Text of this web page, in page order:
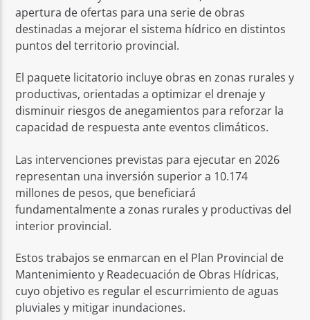
apertura de ofertas para una serie de obras
destinadas a mejorar el sistema hídrico en distintos
puntos del territorio provincial.
El paquete licitatorio incluye obras en zonas rurales y
productivas, orientadas a optimizar el drenaje y
disminuir riesgos de anegamientos para reforzar la
capacidad de respuesta ante eventos climáticos.
Las intervenciones previstas para ejecutar en 2026
representan una inversión superior a 10.174
millones de pesos, que beneficiará
fundamentalmente a zonas rurales y productivas del
interior provincial.
Estos trabajos se enmarcan en el Plan Provincial de
Mantenimiento y Readecuación de Obras Hídricas,
cuyo objetivo es regular el escurrimiento de aguas
pluviales y mitigar inundaciones.